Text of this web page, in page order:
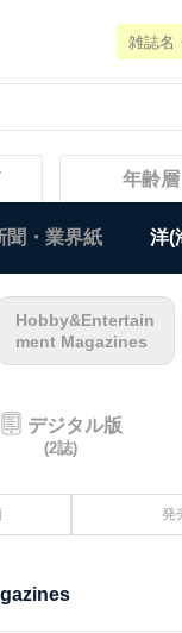
年齢層
聞・業界紙 洋(
Hobby&Entertain
ment Magazines
デジタル版
(2誌)
発